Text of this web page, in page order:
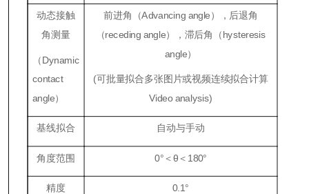
动态接触
角测量
（Dynamic
contact
angle）
前进角（Advancing angle），后退角
（receding angle），滞后角（hysteresis
angle）
(可批量拟合多张图片或视频连续拟合计算
Video analysis)
基线拟合 自动与手动
角度范围 0°＜θ＜180°
精度 0.1°